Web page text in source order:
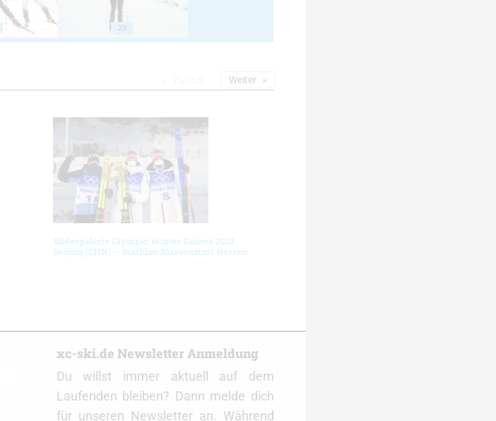
29
Bildergalerie Olympic Winter Games 2022
Beijing (CHN) – Biathlon Massenstart Herren
Weiter
xc-ski.de Newsletter Anmeldung
Du willst immer aktuell auf dem
Laufenden bleiben? Dann melde dich
für unseren Newsletter an. Während